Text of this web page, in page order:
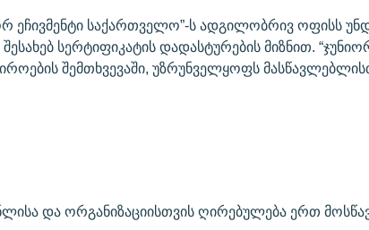
ეჩივმენტი საქართველო”-ს ადგილობრივ ოფისს
სერტიფიკატის დადასტურების მიზნით.
შემთხვევაში, უზრუნველყოფს
და ორგანიზაციისთვის ღირებულება ერთ